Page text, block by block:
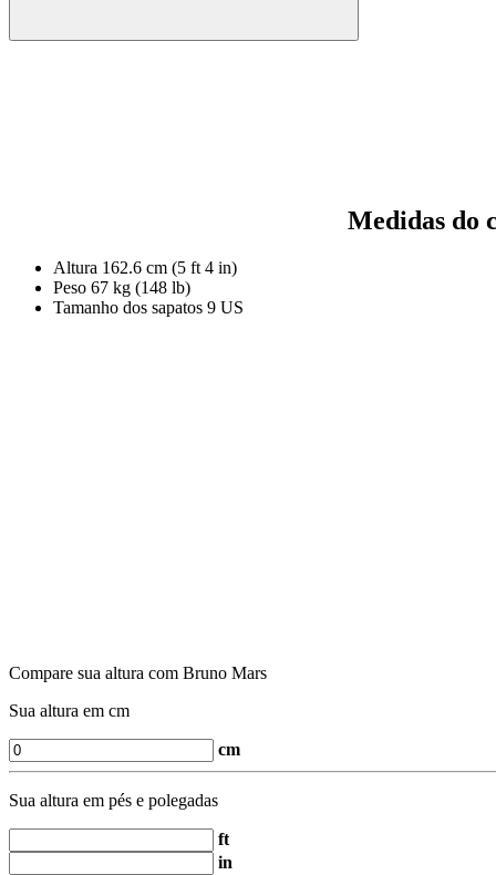
Medidas do
Altura 162.6 cm (5 ft 4 in)
Peso 67 kg (148 lb)
Tamanho dos sapatos 9 US
Compare sua altura com Bruno Mars
Sua altura em cm
cm
Sua altura em pés e polegadas
ft
in